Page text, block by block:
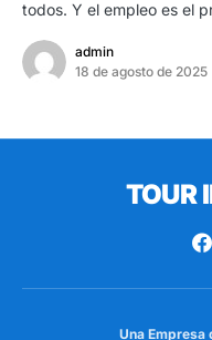
todos. Y el empleo es el
admin
18 de agosto de 2025
TOUR
Una Empresa